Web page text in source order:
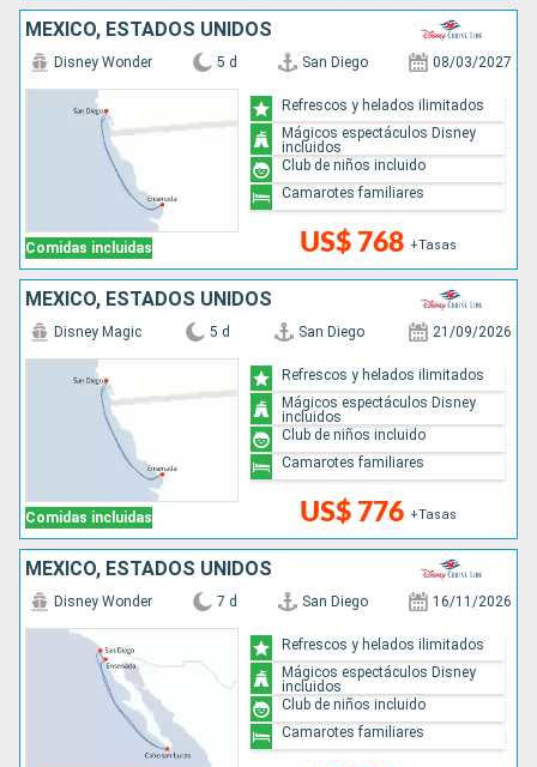
MÉXICO, ESTADOS UNIDOS
Comidas incluidas
Disney Wonder 5 d San Diego 08/03/2027
US$ 768 +Tasas
Refrescos y helados ilimitados
Mágicos espectáculos Disney
incluidos
Club de niños incluido
Camarotes familiares
MÉXICO, ESTADOS UNIDOS
Comidas incluidas
Disney Magic 5 d San Diego 21/09/2026
US$ 776 +Tasas
Refrescos y helados ilimitados
Mágicos espectáculos Disney
incluidos
Club de niños incluido
Camarotes familiares
MÉXICO, ESTADOS UNIDOS
Disney Wonder 7 d San Diego 16/11/2026
Refrescos y helados ilimitados
Mágicos espectáculos Disney
incluidos
Club de niños incluido
Camarotes familiares